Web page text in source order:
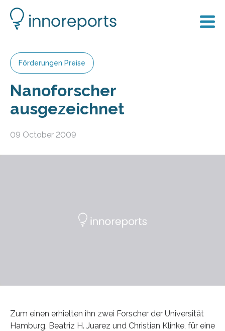
Förderungen Preise
Nanoforscher
ausgezeichnet
09 October 2009
Zum einen erhielten ihn zwei Forscher der Universität
Hamburg, Beatriz H. Juarez und Christian Klinke, für eine